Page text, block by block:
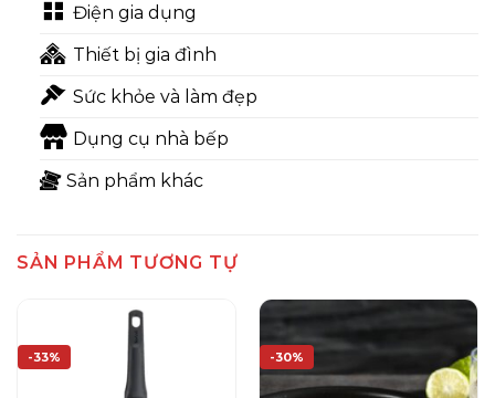
Điện gia dụng
Thiết bị gia đình
Sức khỏe và làm đẹp
Dụng cụ nhà bếp
Sản phẩm khác
SẢN PHẨM TƯƠNG TỰ
-33% -30%